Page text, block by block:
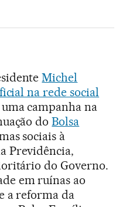
Sociales
Michel
na rede social
campanha na
doBolsa
sociais à
Previdência,
do Governo.
em ruínas ao
a reforma da